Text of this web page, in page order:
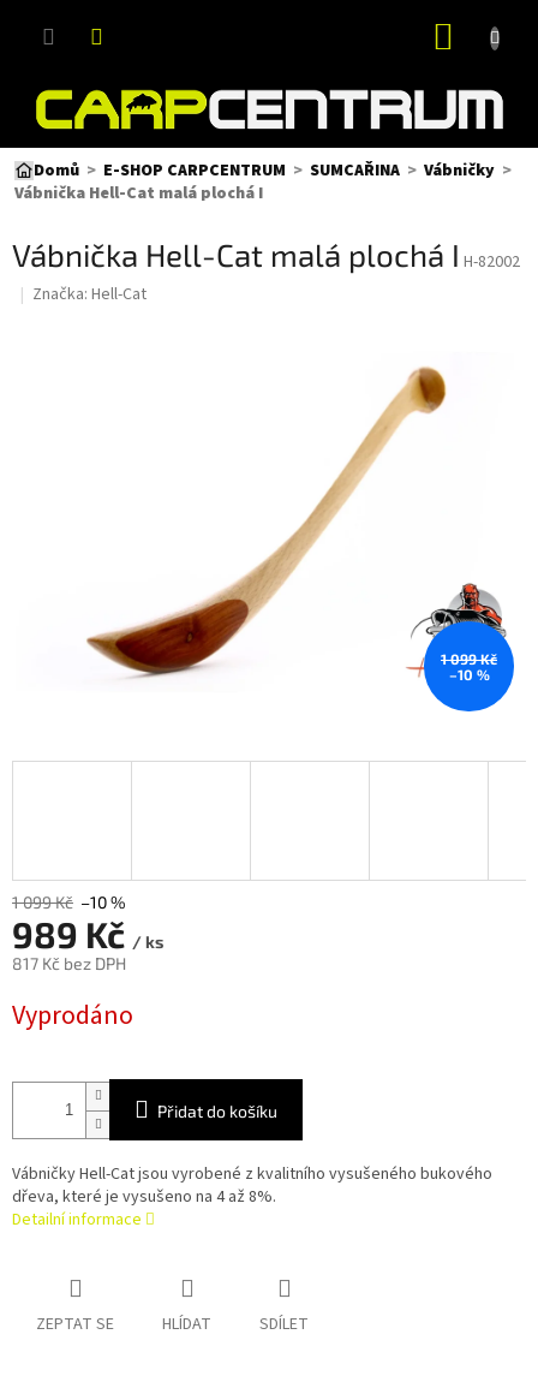
Domů E-SHOP CARPCENTRUM SUMCAŘINA
Vábničky
Vábnička Hell-Cat malá plochá I
Vábnička Hell-Cat malá plochá I H-82002
Značka: Hell-Cat
1 099 Kč
–10 %
1 099 Kč –10 %
989 Kč / ks
817 Kč bez DPH
cena:
Vyprodáno
Přidat do košíku
Vábničky Hell-Cat jsou vyrobené z kvalitního vysušeného bukového
dřeva, které je vysušeno na 4 až 8%.
Detailní informace
ZEPTAT SE HLÍDAT SDÍLET